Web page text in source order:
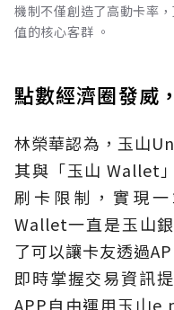
機制不僅創造了高動卡率
值的核心客群 。
點數經濟圈發威
林榮華認為，玉山
其與「玉山 Wallet
刷卡限制，實現
Wallet一直是玉山
了可以讓卡友透過
即時掌握交易資訊
APP自由運用玉山e